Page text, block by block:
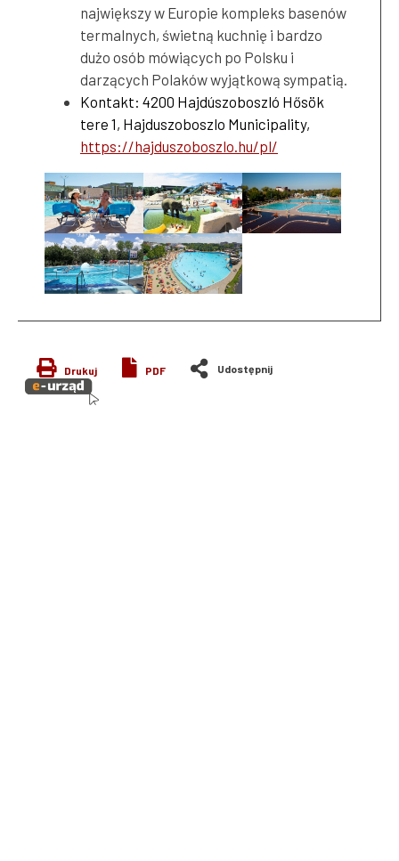
największy w Europie kompleks basenów
termalnych, świetną kuchnię i bardzo
dużo osób mówiących po Polsku i
darzących Polaków wyjątkową sympatią.
Kontakt: 4200 Hajdúszoboszló Hősök
tere 1, Hajduszoboszlo Municipality,
https://hajduszoboszlo.hu/pl/
Drukuj PDF